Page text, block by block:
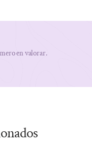
en valorar.